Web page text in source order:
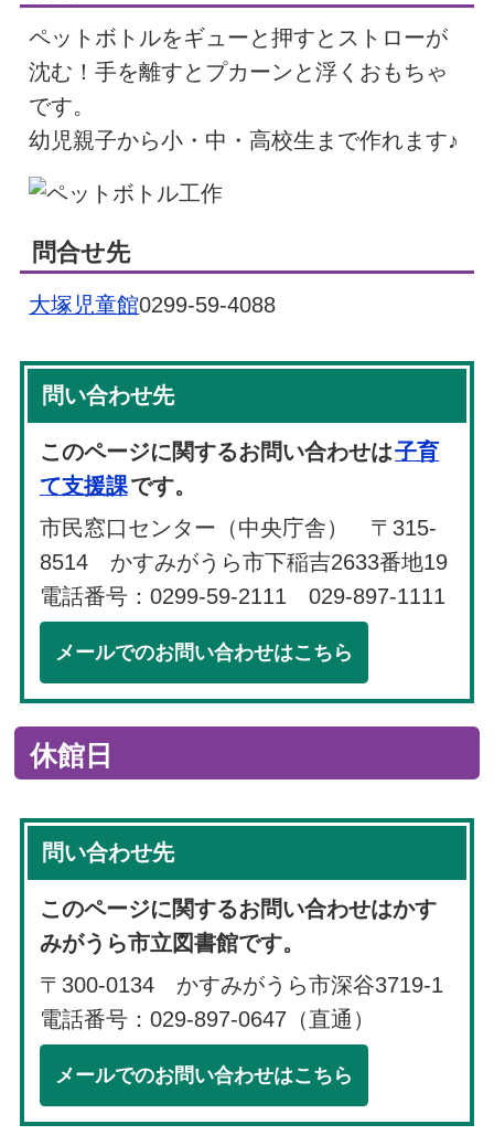
ペットボトルをギューと押すとストローが
沈む！手を離すとプカーンと浮くおもちゃ
です。
幼児親子から小・中・高校生まで作れます♪
問合せ先
大塚児童館0299-59-4088
問い合わせ先
このページに関するお問い合わせは子育
て支援課です。
市民窓口センター（中央庁舎） 〒315-
8514 かすみがうら市下稲吉2633番地19
電話番号：0299-59-2111 029-897-1111
メールでのお問い合わせはこちら
休館日
問い合わせ先
このページに関するお問い合わせはかす
みがうら市立図書館です。
〒300-0134 かすみがうら市深谷3719-1
電話番号：029-897-0647（直通）
メールでのお問い合わせはこちら